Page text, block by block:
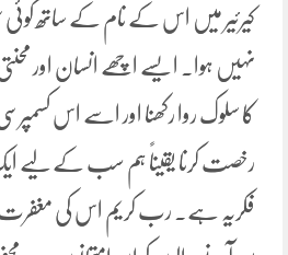
کیرئیر میں اس کے نام کے ساتھ
نہیں ہوا. ایسے اچھے انسان اور
کا سلوک روا رکھنا اور اسے اس
رخصت کرنا یقیناً ہم سب کے لیے ایک
فکریہ ہے۔ رب کریم اس کی